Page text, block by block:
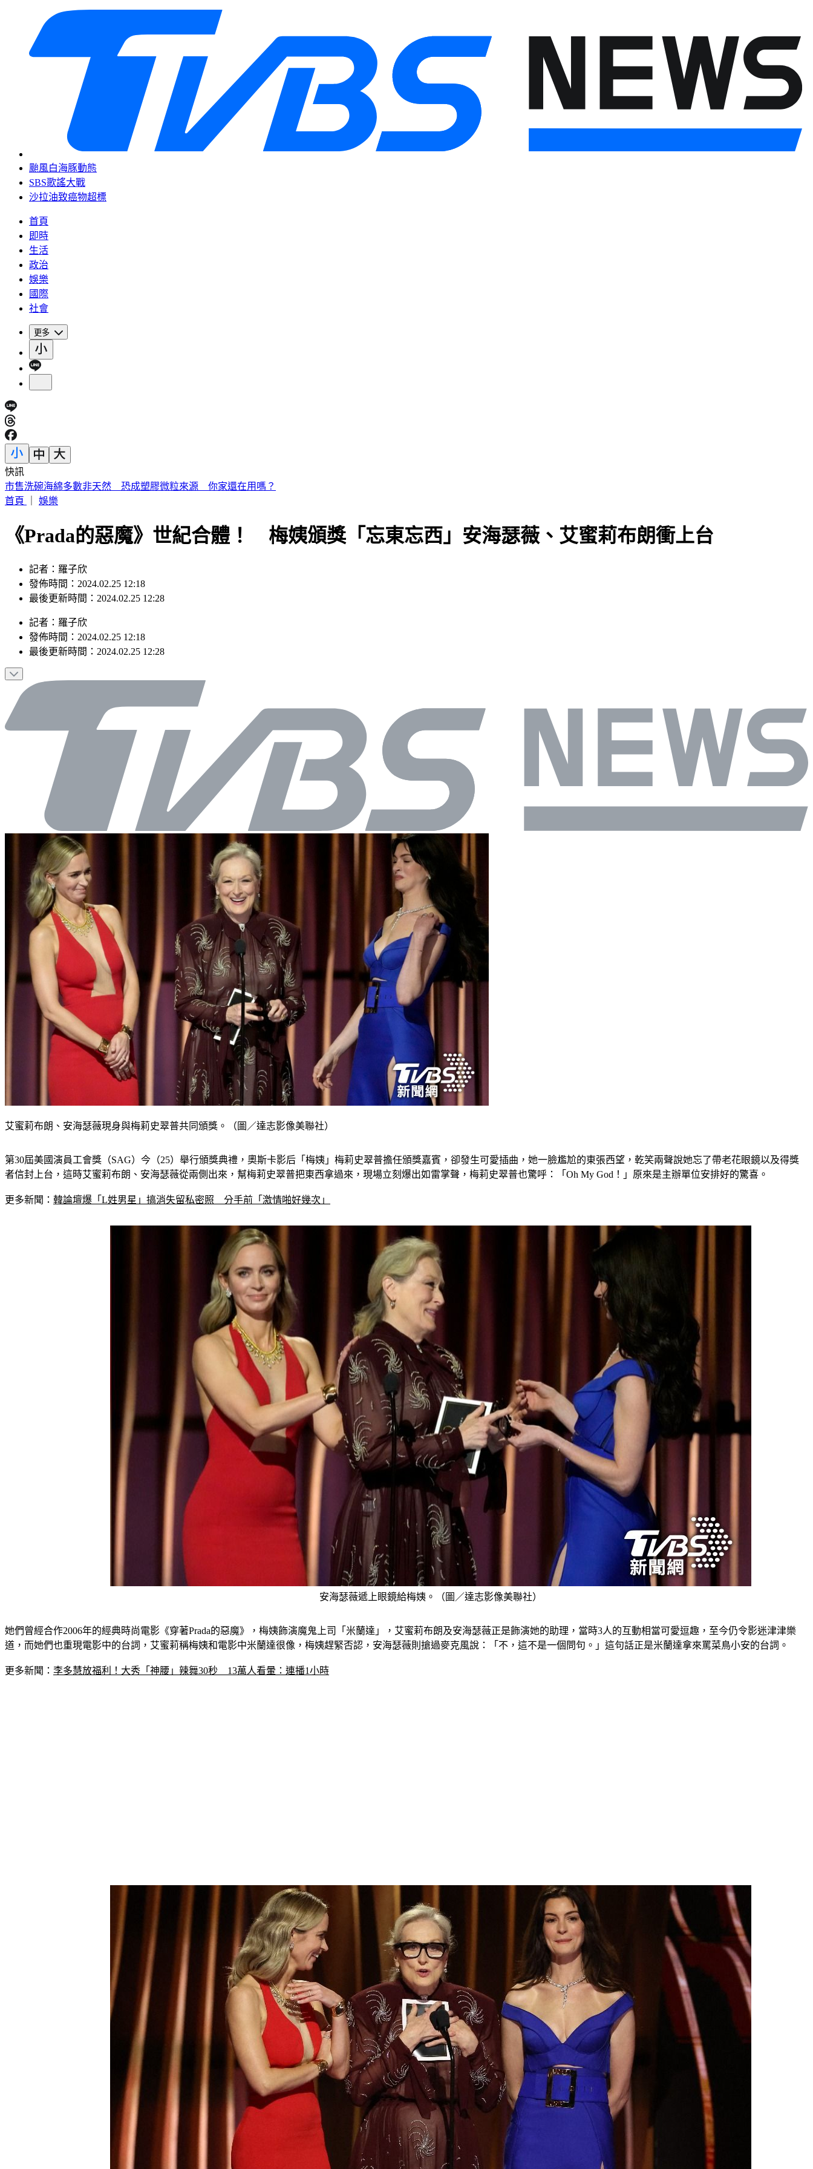
颱風白海豚動態
SBS歌謠大戰
沙拉油致癌物超標
首頁
即時
生活
政治
娛樂
國際
社會
更多
快訊
《夏日活動》花蓮FUN暑假 即將成真火舞秀 加碼重現
首頁
娛樂
《Prada的惡魔》世紀合體！ 梅姨頒獎「忘東忘西」安海瑟薇、艾蜜莉布朗衝上台
記者：羅子欣
發佈時間：2024.02.25 12:18
最後更新時間：2024.02.25 12:28
記者 ： 羅子欣
發佈時間： 2024.02.25 12:18
最後更新時間： 2024.02.25 12:28
艾蜜莉布朗、安海瑟薇現身與梅莉史翠普共同頒獎。（圖／達志影像美聯社）
第30屆美國演員工會獎（SAG）今（25）舉行頒獎典禮，奧斯卡影后「梅姨」梅莉史翠普擔任頒獎嘉賓，卻發生可愛插曲，她一臉尷尬的東張西望，乾笑兩聲說她忘了帶老花眼鏡以及得獎
者信封上台，這時艾蜜莉布朗、安海瑟薇從兩側出來，幫梅莉史翠普把東西拿過來，現場立刻爆出如雷掌聲，梅莉史翠普也驚呼：「Oh My God！」原來是主辦單位安排好的驚喜。
更多新聞： 韓論壇爆「L姓男星」搞消失留私密照　分手前「激情啪好幾次」
安海瑟薇遞上眼鏡給梅姨。（圖／達志影像美聯社）
她們曾經合作2006年的經典時尚電影《穿著Prada的惡魔》，梅姨飾演魔鬼上司「米蘭達」，艾蜜莉布朗及安海瑟薇正是飾演她的助理，當時3人的互動相當可愛逗趣，至今仍令影迷津津樂
道，而她們也重現電影中的台詞，艾蜜莉稱梅姨和電影中米蘭達很像，梅姨趕緊否認，安海瑟薇則搶過麥克風說：「不，這不是一個問句。」這句話正是米蘭達拿來罵菜鳥小安的台詞。
更多新聞： 李多慧放福利！大秀「神腰」辣舞30秒　13萬人看暈：連播1小時